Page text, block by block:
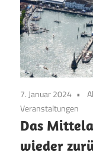
7. Januar 2024
Veranstaltungen
Das
wieder